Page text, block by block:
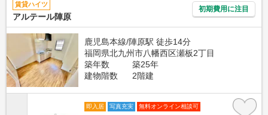
賃貸ハイツ
アルテール陣原
初期費用に注目
鹿児島本線/陣原駅 徒歩14分
福岡県北九州市八幡西区瀬板2丁目
築年数
築25年
建物階数
2階建
即入居 写真充実 無料オンライン相談可